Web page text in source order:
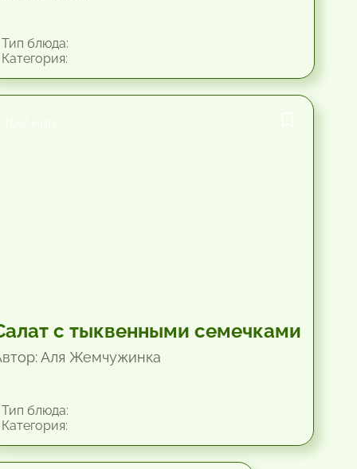
блюда:
с тыквенными семечками
Аля Жемчужинка
блюда: